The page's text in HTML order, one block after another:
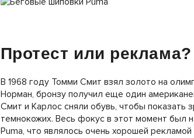
Протест или реклама?
В 1968 году Томми Смит взял золото на
Норман, бронзу получил еще один
Смит и Карлос сняли обувь, чтобы показать
темнокожих. Весь фокус в этот момент был
Puma, что являлось очень хорошей